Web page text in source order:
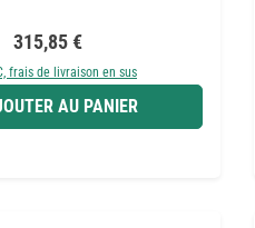
Prix régulier :
315,85 €
frais de livraison en sus
AU PANIER